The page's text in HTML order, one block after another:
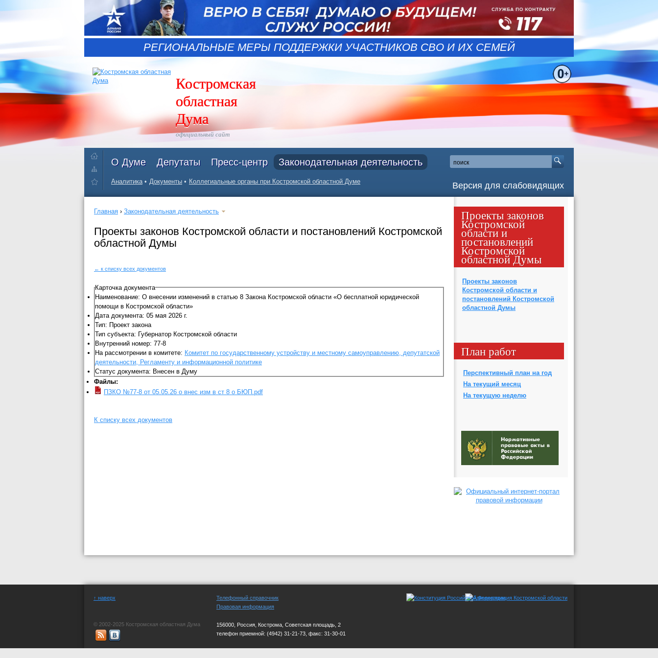
РЕГИОНАЛЬНЫЕ МЕРЫ ПОДДЕРЖКИ УЧАСТНИКОВ СВО И ИХ СЕМЕЙ
Костромская
областная
Дума
официальный сайт
Версия для слабовидящих
О Думе Депутаты Пресс-центр Законодательная деятельность
Аналитика Документы Коллегиальные органы при Костромской областной Думе
Главная › Законодательная деятельность
Проекты законов Костромской области и постановлений Костромской
областной Думы
← к списку всех документов
Карточка документа
Наименование: О внесении изменений в статью 8 Закона Костромской области «О бесплатной юридической
помощи в Костромской области»
Дата документа: 05 мая 2026 г.
Тип: Проект закона
Тип субъекта: Губернатор Костромской области
Внутренний номер: 77-8
На рассмотрении в комитете: Комитет по государственному устройству и местному самоуправлению, депутатской
деятельности, Регламенту и информационной политике
Статус документа: Внесен в Думу
Файлы:
ПЗКО №77-8 от 05.05.26 о внес изм в ст 8 о БЮП.pdf
К списку всех документов
Проекты законов
Костромской
области и
постановлений
Костромской
областной Думы
Проекты законов
Костромской области и
постановлений Костромской
областной Думы
План работ
Перспективный план на год
На текущий месяц
На текущую неделю
↑ наверх
© 2002-2025 Костромская областная Дума
Телефонный справочник
Правовая информация
156000, Россия, Кострома, Советская площадь, 2
телефон приемной: (4942) 31-21-73, факс: 31-30-01